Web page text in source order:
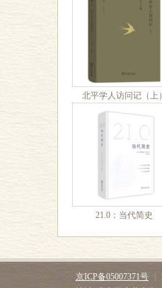
北平学人访问记（上）
21.0：当代简史
京ICP备05007371号